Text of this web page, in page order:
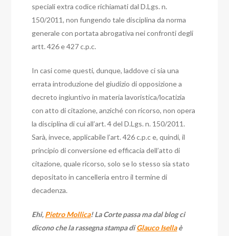
speciali extra codice richiamati dal D.Lgs. n.
150/2011, non fungendo tale disciplina da norma
generale con portata abrogativa nei confronti degli
artt. 426 e 427 c.p.c.
In casi come questi, dunque, laddove ci sia una
errata introduzione del giudizio di opposizione a
decreto ingiuntivo in materia lavoristica/locatizia
con atto di citazione, anziché con ricorso, non opera
la disciplina di cui all’art. 4 del D.Lgs. n. 150/2011.
Sarà, invece, applicabile l’art. 426 c.p.c e, quindi, il
principio di conversione ed efficacia dell’atto di
citazione, quale ricorso, solo se lo stesso sia stato
depositato in cancelleria entro il termine di
decadenza.
Ehi, Pietro Mollica! La Corte passa ma dal blog ci
dicono che la rassegna stampa diGlauco Isellaè